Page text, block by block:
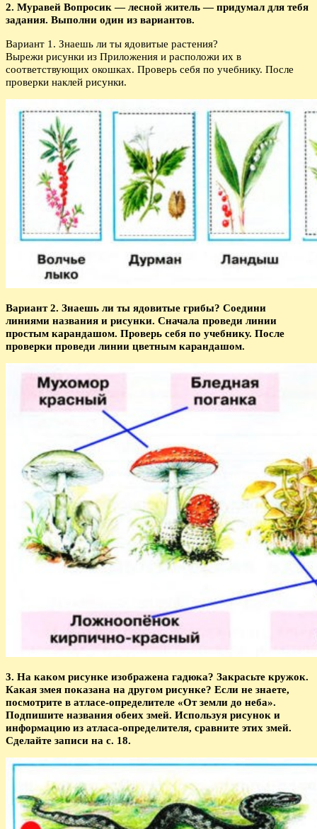
2. Муравей Вопросик — лесной житель — придумал для тебя
задания. Выполни один из вариантов.
Вариант 1. Знаешь ли ты ядовитые растения?
Вырежи рисунки из Приложения и расположи их в
соответствующих окошках. Проверь себя по учебнику. После
проверки наклей рисунки.
Вариант 2. Знаешь ли ты ядовитые грибы? Соедини
линиями названия и рисунки. Сначала проведи линии
простым карандашом. Проверь себя по учебнику. После
проверки проведи линии цветным карандашом.
3. На каком рисунке изображена гадюка? Закрасьте кружок.
Какая змея показана на другом рисунке? Если не знаете,
посмотрите в атласе-определителе «От земли до неба».
Подпишите названия обеих змей. Используя рисунок и
информацию из атласа-определителя, сравните этих змей.
Сделайте записи на с. 18.